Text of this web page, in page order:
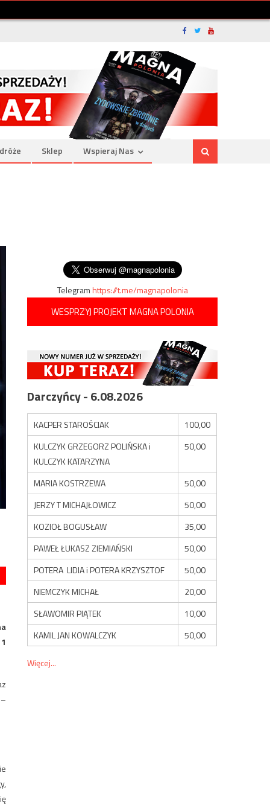
Sklep Wspieraj Nas
Telegramhttps://t.me/magnapolonia
WESPRZYJ PROJEKT MAGNA POLONIA
Darczyńcy - 6.08.2026
KACPER STAROŚCIAK
100,00
KULCZYK GRZEGORZ POLIŃSKA i
KULCZYK KATARZYNA
50,00
MARIA KOSTRZEWA
50,00
JERZY T MICHAJŁOWICZ
50,00
KOZIOŁ BOGUSŁAW
35,00
PAWEŁ ŁUKASZ ZIEMIAŃSKI
50,00
POTERA LIDIA i POTERA KRZYSZTOF
50,00
NIEMCZYK MICHAŁ
20,00
SŁAWOMIR PIĄTEK
10,00
KAMIL JAN KOWALCZYK
50,00
Więcej...